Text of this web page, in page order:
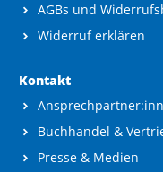
AGBs und
Widerruf erklären
Kontakt
Buchhandel &
Presse & Medien